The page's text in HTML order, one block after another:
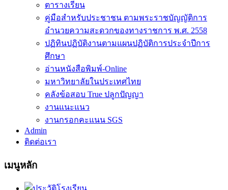
ตารางเรียน
คู่มือสำหรับประชาชน ตามพระราชบัญญัติการ
อำนวยความสะดวกของทางราชการ พ.ศ. 2558
ปฏิทินปฏิบัติงานตามแผนปฏิบัติการประจำปีการ
ศึกษา
อ่านหนังสือพิมพ์-Online
มหาวิทยาลัยในประเทศไทย
คลังข้อสอบ True ปลูกปัญญา
งานแนะแนว
งานกรอกคะแนน SGS
Admin
ติดต่อเรา
เมนูหลัก